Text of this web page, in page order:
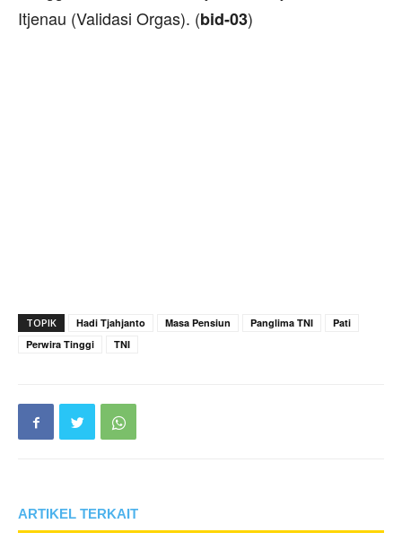
Itjenau (Validasi Orgas). (bid-03)
TOPIK Hadi Tjahjanto Masa Pensiun Panglima TNI
Pati
Perwira Tinggi
TNI
ARTIKEL TERKAIT